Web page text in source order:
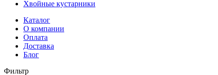
Хвойные кустарники
Каталог
О компании
Оплата
Доставка
Блог
Фильтр